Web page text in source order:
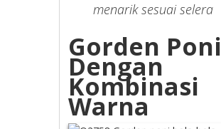
menarik sesuai selera
Gorden Poni
Dengan
Kombinasi
Warna